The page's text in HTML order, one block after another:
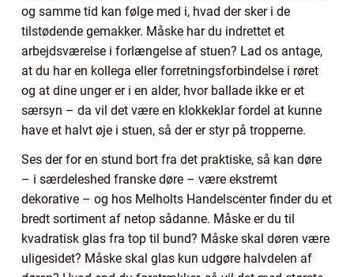
og samme tid kan følge med i, hvad der sker i de
tilstødende gemakker. Måske har du indrettet et
arbejdsværelse i forlængelse af stuen? Lad os antage,
at du har en kollega eller forretningsforbindelse i røret
og at dine unger er i en alder, hvor ballade ikke er et
særsyn – da vil det være en klokkeklar fordel at kunne
have et halvt øje i stuen, så der er styr på tropperne.
Ses der for en stund bort fra det praktiske, så kan døre
– i særdeleshed franske døre – være ekstremt
dekorative – og hos Melholts Handelscenter finder du et
bredt sortiment af netop sådanne. Måske er du til
kvadratisk glas fra top til bund? Måske skal døren være
uligesidet? Måske skal glas kun udgøre halvdelen af